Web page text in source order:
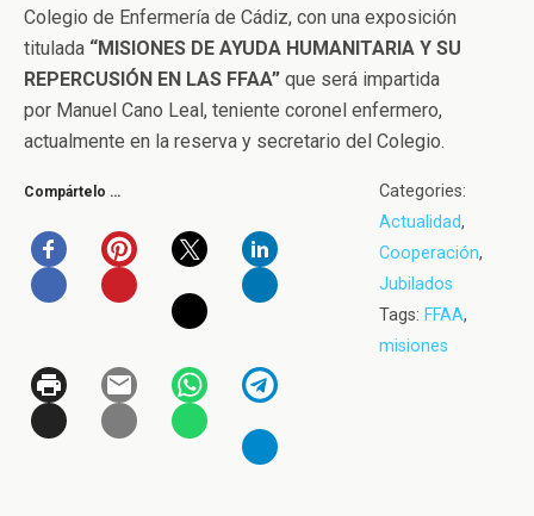
Colegio de Enfermería de Cádiz, con una exposición
titulada “MISIONES DE AYUDA HUMANITARIA Y SU
REPERCUSIÓN EN LAS FFAA” que será impartida
por Manuel Cano Leal, teniente coronel enfermero,
actualmente en la reserva y secretario del Colegio.
Compártelo …
Categories:
Actualidad,
Cooperación,
Jubilados
Tags: FFAA,
misiones